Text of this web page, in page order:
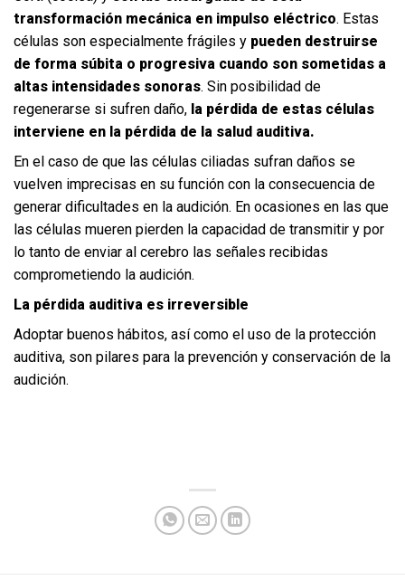
transformación mecánica en impulso eléctrico. Estas
células son especialmente frágiles y pueden destruirse
de forma súbita o progresiva cuando son sometidas a
altas intensidades sonoras. Sin posibilidad de
regenerarse si sufren daño, la pérdida de estas células
interviene en la pérdida de la salud auditiva.
En el caso de que las células ciliadas sufran daños se
vuelven imprecisas en su función con la consecuencia de
generar dificultades en la audición. En ocasiones en las que
las células mueren pierden la capacidad de transmitir y por
lo tanto de enviar al cerebro las señales recibidas
comprometiendo la audición.
La pérdida auditiva es irreversible
Adoptar buenos hábitos, así como el uso de la protección
auditiva, son pilares para la prevención y conservación de la
audición.